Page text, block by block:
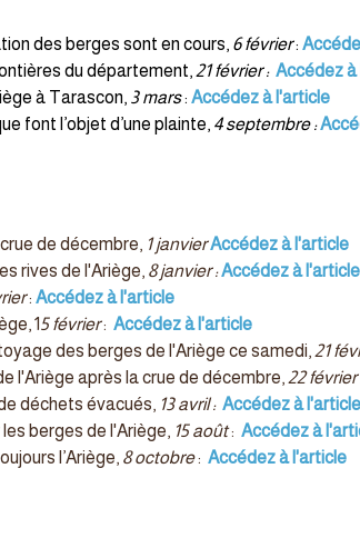
des berges sont en cours, 6 février:
du département, 21 février : Accédez
à Tarascon, 3 mars: Accédez à l'article
font l’objet d’une plainte, 4 septembre :
de décembre, 1 janvierAccédez à l'article
rives de l'Ariège, 8 janvier :Accédez à l'article
: Accédez à l'article
15 février: Accédez à l'article
des berges de l'Ariège ce samedi, 21
l'Ariège après la crue de décembre, 22 février
déchets évacués, 13 avril : Accédez à l'article
berges de l'Ariège, 15 août: Accédez à
l’Ariège, 8 octobre: Accédez à l'article